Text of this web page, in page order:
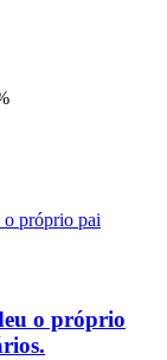
o próprio